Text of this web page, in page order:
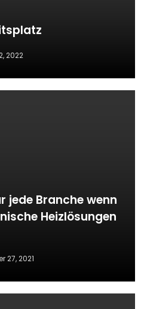
2022
jede Branche wenn
Heizlösungen
27, 2021